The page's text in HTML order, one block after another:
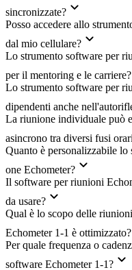
sincronizzate?
Posso accedere allo
dal mio cellulare?
Lo strumento software per
per il mentoring e le carriere?
Lo strumento software per
dipendenti anche
La riunione individuale può
asincrono tra diversi fusi
Quanto è personalizzabile
one Echometer?
Il software per riunioni
da usare?
Qual è lo scopo delle
Echometer 1-1 è ottimizzato?
Per quale frequenza o
software Echometer 1-1?